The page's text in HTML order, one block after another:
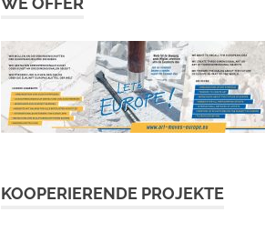
KOOPERIERENDE PROJEKTE